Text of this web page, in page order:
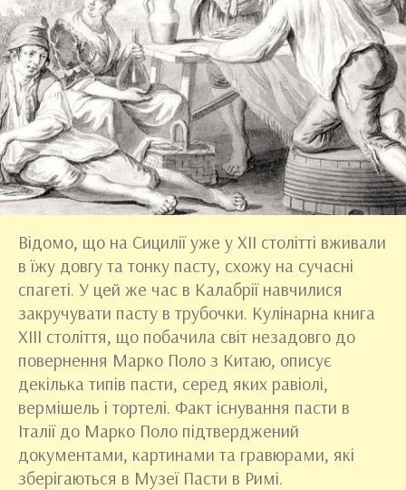
Відомо, що на Сицилії уже у XII столітті вживали
в їжу довгу та тонку пасту, схожу на сучасні
спагеті. У цей же час в Калабрії навчилися
закручувати пасту в трубочки. Кулінарна книга
XIII століття, що побачила світ незадовго до
повернення Марко Поло з Китаю, описує
декілька типів пасти, серед яких равіолі,
вермішель і тортелі. Факт існування пасти в
Італії до Марко Поло підтверджений
документами, картинами та гравюрами, які
зберігаються в Музеї Пасти в Римі.